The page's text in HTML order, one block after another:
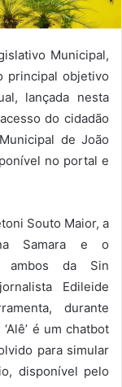
Municipal,
principal objetivo
lançada nesta
do cidadão
de João
no portal e
Souto Maior, a
Samara e o
ambos da Sin
Edileide
durante
é um chatbot
para simular
disponível pelo